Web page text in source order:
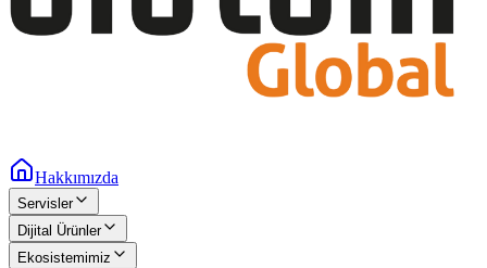
Hakkımızda
Servisler
Dijital Ürünler
Ekosistemimiz